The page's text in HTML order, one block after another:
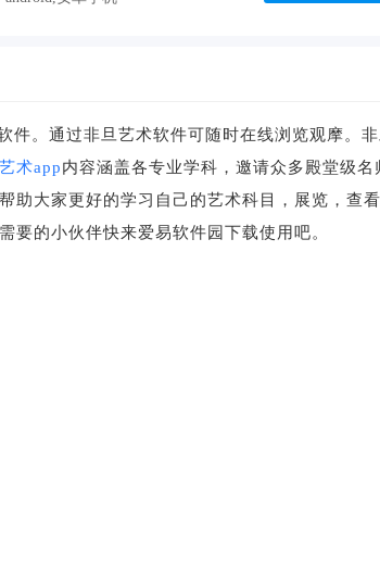
件。通过非旦艺术软件可随时在线浏览观摩。
术app内容涵盖各专业学科，邀请众多殿堂级名
助大家更好的学习自己的艺术科目，展览，查
要的小伙伴快来爱易软件园下载使用吧。